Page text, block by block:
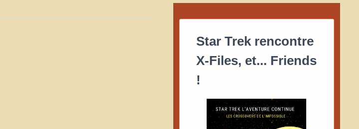
Star Trek rencontre
X-Files, et... Friends
!